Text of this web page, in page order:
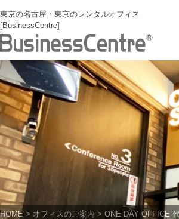
東京の名古屋・東京のレンタルオフィス
[BusinessCentre]
HOME > オフィスのご案内 > ONE DAY OFFICE